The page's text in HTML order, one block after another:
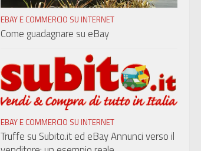
EBAY E COMMERCIO SU INTERNET
Come guadagnare su eBay
EBAY E COMMERCIO SU INTERNET
Truffe su Subito.it ed eBay Annunci verso il